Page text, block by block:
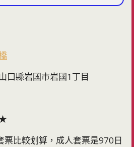
口縣岩國市岩國1丁目
票比較划算，成人套票是970日